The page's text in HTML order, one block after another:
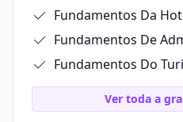
Fundamentos Da
Fundamentos De
Ver toda a